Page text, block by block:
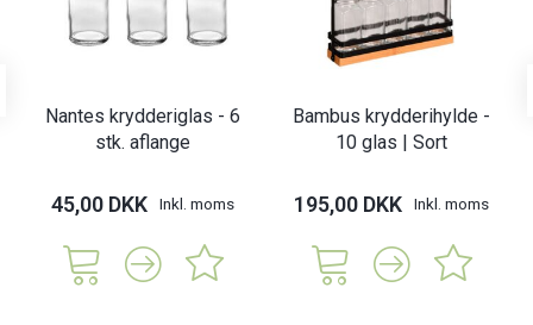
Nantes krydderiglas - 6
stk. aflange
45,00 DKK Inkl. moms
Bambus krydderihylde -
10 glas | Sort
195,00 DKK Inkl. moms